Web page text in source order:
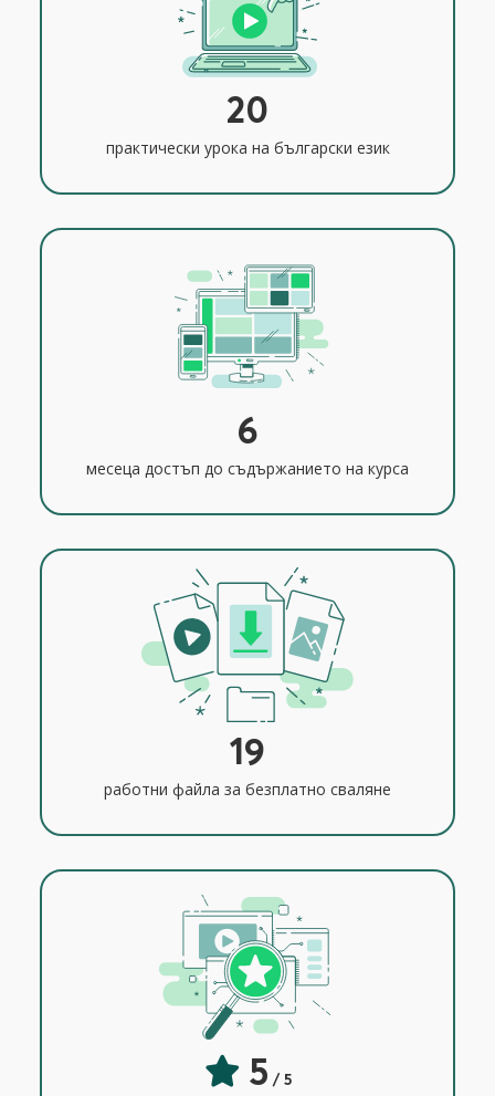
20
практически урока на български език
6
месеца достъп до съдържанието на курса
19
работни файла за безплатно сваляне
5 / 5